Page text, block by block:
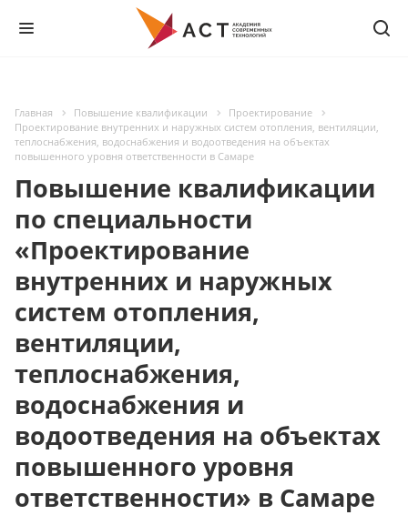
Главная Повышение квалификации
Проектирование
Проектирование внутренних и наружных систем отопления, вентиляции,
теплоснабжения, водоснабжения и водоотведения на объектах
повышенного уровня ответственности в Самаре
Повышение квалификации
по специальности
«Проектирование
внутренних и наружных
систем отопления,
вентиляции,
теплоснабжения,
водоснабжения и
водоотведения на объектах
повышенного уровня
ответственности» в Самаре